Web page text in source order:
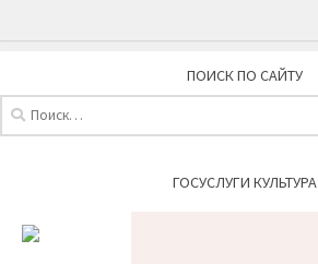
ПОИСК ПО САЙТУ
ГОСУСЛУГИ КУЛЬТУРА